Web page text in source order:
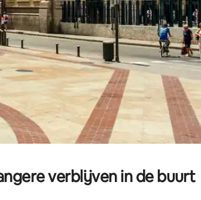
verblijven in de buurt